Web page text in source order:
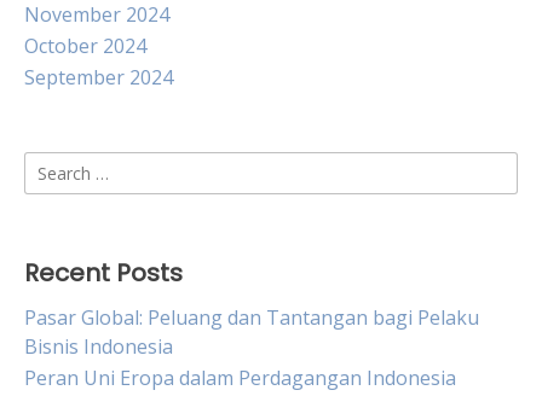
November 2024
October 2024
September 2024
Search
for:
Recent Posts
Pasar Global: Peluang dan Tantangan bagi Pelaku
Bisnis Indonesia
Peran Uni Eropa dalam Perdagangan Indonesia